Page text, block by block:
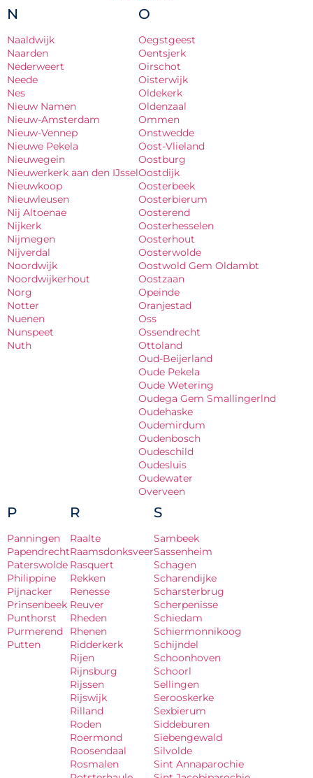
N
Naaldwijk
Naarden
Nederweert
Neede
Nes
Nieuw Namen
Nieuw-Amsterdam
Nieuw-Vennep
Nieuwe Pekela
Nieuwegein
Nieuwerkerk aan den IJssel
Nieuwkoop
Nieuwleusen
Nij Altoenae
Nijkerk
Nijmegen
Nijverdal
Noordwijk
Noordwijkerhout
Norg
Notter
Nuenen
Nunspeet
Nuth
O
Oegstgeest
Oentsjerk
Oirschot
Oisterwijk
Oldekerk
Oldenzaal
Ommen
Onstwedde
Oost-Vlieland
Oostburg
Oostdijk
Oosterbeek
Oosterbierum
Oosterend
Oosterhesselen
Oosterhout
Oosterwolde
Oostwold Gem Oldambt
Oostzaan
Opeinde
Oranjestad
Oss
Ossendrecht
Ottoland
Oud-Beijerland
Oude Pekela
Oude Wetering
Oudega Gem Smallingerlnd
Oudehaske
Oudemirdum
Oudenbosch
Oudeschild
Oudesluis
Oudewater
Overveen
P
Panningen
Papendrecht
Paterswolde
Philippine
Pijnacker
Prinsenbeek
Punthorst
Purmerend
Putten
R
Raalte
Raamsdonksveer
Rasquert
Rekken
Renesse
Reuver
Rheden
Rhenen
Ridderkerk
Rijen
Rijnsburg
Rijssen
Rijswijk
Rilland
Roden
Roermond
Roosendaal
Rosmalen
S
Sambeek
Sassenheim
Schagen
Scharendijke
Scharsterbrug
Scherpenisse
Schiedam
Schiermonnikoog
Schijndel
Schoonhoven
Schoorl
Sellingen
Serooskerke
Sexbierum
Siddeburen
Siebengewald
Silvolde
Sint Annaparochie